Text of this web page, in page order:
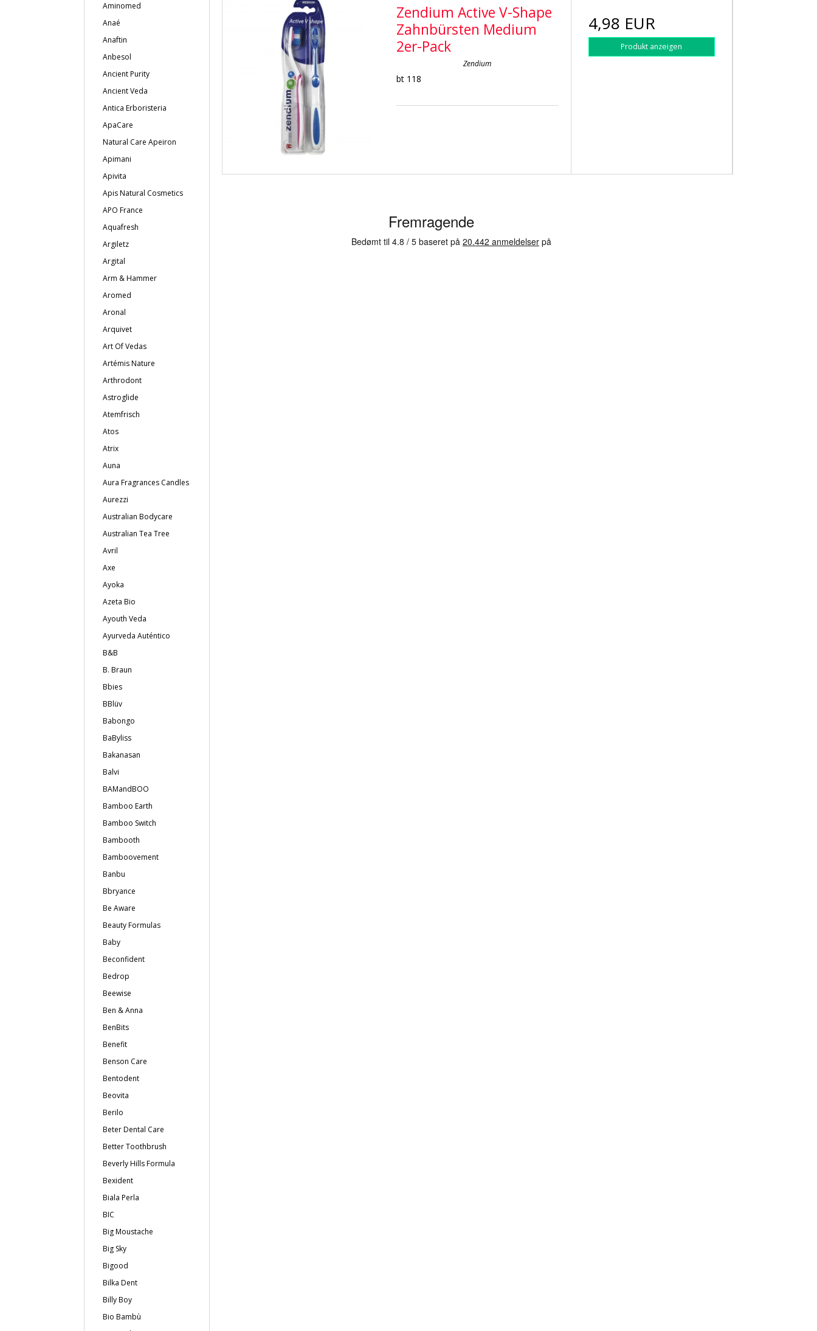
Aminomed
Anaé
Anaftin
Anbesol
Ancient Purity
Ancient Veda
Antica Erboristeria
ApaCare
Natural Care Apeiron
Apimani
Apivita
Apis Natural Cosmetics
APO France
Aquafresh
Argiletz
Argital
Arm & Hammer
Aromed
Aronal
Arquivet
Art Of Vedas
Artémis Nature
Arthrodont
Astroglide
Atemfrisch
Atos
Atrix
Auna
Aura Fragrances Candles
Aurezzi
Australian Bodycare
Australian Tea Tree
Avril
Axe
Ayoka
Azeta Bio
Ayouth Veda
Ayurveda Auténtico
B&B
B. Braun
Bbies
BBlüv
Babongo
BaByliss
Bakanasan
Balvi
BAMandBOO
Bamboo Earth
Bamboo Switch
Bambooth
Bamboovement
Banbu
Bbryance
Be Aware
Beauty Formulas
Baby
Beconfident
Bedrop
Beewise
Ben & Anna
BenBits
Benefit
Benson Care
Bentodent
Beovita
Berilo
Beter Dental Care
Better Toothbrush
Beverly Hills Formula
Bexident
Biala Perla
BIC
Big Moustache
Big Sky
Bigood
Bilka Dent
Billy Boy
Bio Bambù
Zendium Active V-Shape
Zahnbürsten Medium
2er-Pack
Zendium
bt 118
4,98 EUR
Produkt anzeigen